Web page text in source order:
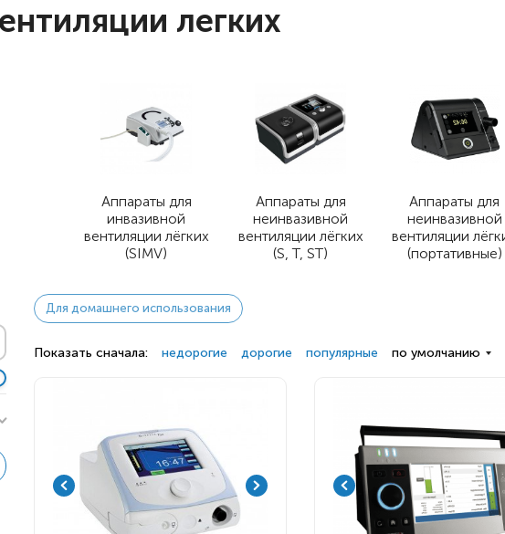
Коляски для детей с ДЦП
Детские вертикализаторы
Детские коляски с
электроприводом
Функциональные опоры
Ходунки
Для ванны
позиционирования
Активные
Кресла-коляски с ручным
приводом
Весы для
CPAP | BPAP аппараты
Аппараты для вентиляции
лёгких
Вертикальные
Наклонные
Гусеничные
Для
легких
Аппараты для
инвазивной
вентиляции лёгких
(SIMV)
Аппараты для
неинвазивной
вентиляции лёгких
(S, T, ST)
Аппараты для
неинвазивной
вентиляции
(портативные)
Для домашнего использования
Показать сначала: недорогие дорогие популярные по умолчанию